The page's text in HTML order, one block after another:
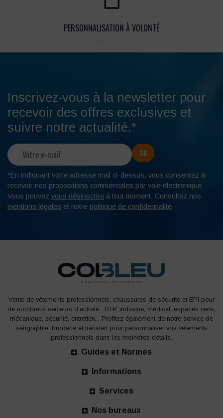
PERSONNALISATION À VOLONTÉ
Inscrivez-vous à la newsletter pour
recevoir des offres exclusives et
suivre notre actualité.*
*En indiquant votre adresse mail ci-dessus, vous consentez à
recevoir nos propositions commerciales par voie électronique.
Vous pouvez vous désinscrire à tout moment. Consultez nos
mentions légales et notre politique de confidentialité.
Vente de vêtements professionnels, chaussures de sécurité et EPI pour
de nombreux secteurs d'activité : BTP, industrie, médical, espaces verts,
mécanique, sécurité, entretien... Profitez également de notre service de
sérigraphie, broderie et transfert pour personnaliser vos vêtements
professionnels dans les moindres détails.
Guides et Normes
Informations
Services
Nos bureaux